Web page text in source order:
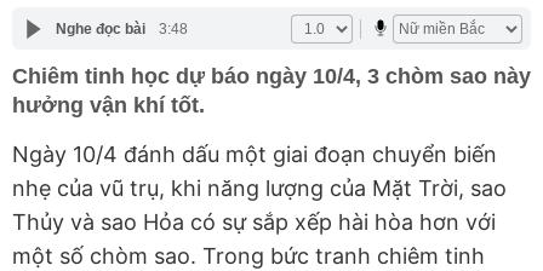
Nghe đọc bài 3:48
Chiêm tinh học dự báo ngày 10/4, 3 chòm sao này
hưởng vận khí tốt.
Ngày 10/4 đánh dấu một giai đoạn chuyển biến
nhẹ của vũ trụ, khi năng lượng của Mặt Trời, sao
Thủy và sao Hỏa có sự sắp xếp hài hòa hơn với
một số chòm sao. Trong bức tranh chiêm tinh